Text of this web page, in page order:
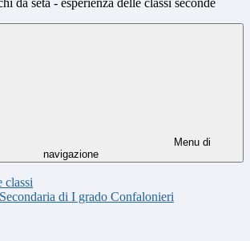
da seta - esperienza delle classi seconde
Menu di
navigazione
classi
di I grado Confalonieri